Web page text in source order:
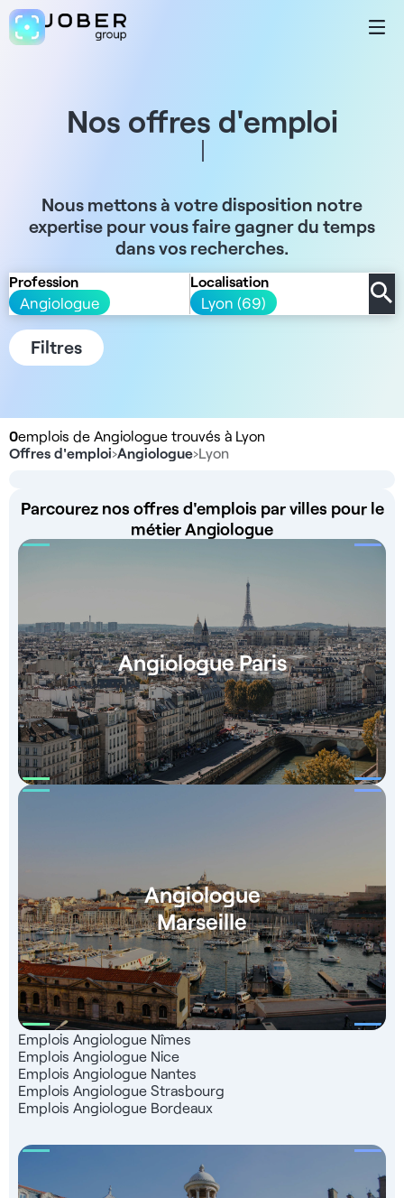
Nos offres d'emploi
Nous mettons à votre disposition notre
expertise pour vous faire gagner du temps
dans vos recherches.
Profession
Angiologue
Localisation
Lyon (69)
Filtres
0emplois de Angiologue trouvés à Lyon
Offres d'emploi›Angiologue›Lyon
Parcourez nos offres d'emplois par villes pour le
métier Angiologue
Angiologue Paris
Angiologue
Marseille
Emplois Angiologue Nîmes
Emplois Angiologue Nice
Emplois Angiologue Nantes
Emplois Angiologue Strasbourg
Emplois Angiologue Bordeaux